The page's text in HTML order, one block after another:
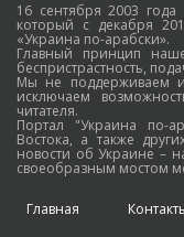
16 сентября 2003 года
который с декабря
«Украина по-арабски».
Главный принцип
беспристрастность,
Мы не поддерживаем
исключаем
читателя.
Портал "Украина по-
Востока, а также
новости об Украине –
своеобразным мостом
Главная